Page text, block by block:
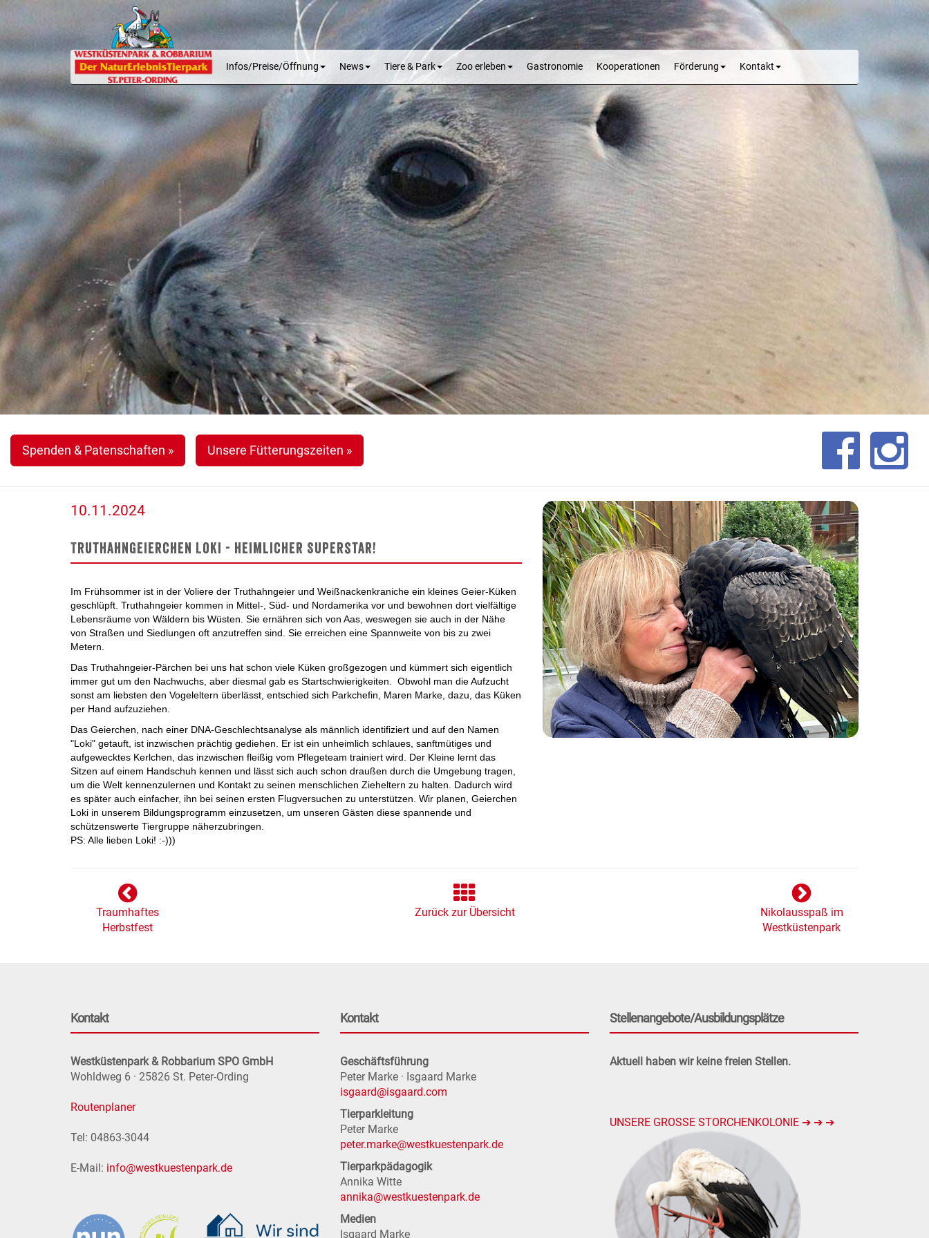
Infos/Preise/Öffnung News Tiere & Park Zoo erleben Gastronomie Kooperationen Förderung Kontakt
Spenden & Patenschaften » Unsere Fütterungszeiten »
10.11.2024
Truthahngeierchen Loki - heimlicher Superstar!
Im Frühsommer ist in der Voliere der Truthahngeier und Weißnackenkraniche ein kleines Geier-Küken
geschlüpft. Truthahngeier kommen in Mittel-, Süd- und Nordamerika vor und bewohnen dort vielfältige
Lebensräume von Wäldern bis Wüsten. Sie ernähren sich von Aas, weswegen sie auch in der Nähe
von Straßen und Siedlungen oft anzutreffen sind. Sie erreichen eine Spannweite von bis zu zwei
Metern.
Das Truthahngeier-Pärchen bei uns hat schon viele Küken großgezogen und kümmert sich eigentlich
immer gut um den Nachwuchs, aber diesmal gab es Startschwierigkeiten. Obwohl man die Aufzucht
sonst am liebsten den Vogeleltern überlässt, entschied sich Parkchefin, Maren Marke, dazu, das Küken
per Hand aufzuziehen.
Das Geierchen, nach einer DNA-Geschlechtsanalyse als männlich identifiziert und auf den Namen
"Loki" getauft, ist inzwischen prächtig gediehen. Er ist ein unheimlich schlaues, sanftmütiges und
aufgewecktes Kerlchen, das inzwischen fleißig vom Pflegeteam trainiert wird. Der Kleine lernt das
Sitzen auf einem Handschuh kennen und lässt sich auch schon draußen durch die Umgebung tragen,
um die Welt kennenzulernen und Kontakt zu seinen menschlichen Zieheltern zu halten. Dadurch wird
es später auch einfacher, ihn bei seinen ersten Flugversuchen zu unterstützen. Wir planen, Geierchen
Loki in unserem Bildungsprogramm einzusetzen, um unseren Gästen diese spannende und
schützenswerte Tiergruppe näherzubringen.
PS: Alle lieben Loki! :-)))
Traumhaftes
Herbstfest
Zurück zur Übersicht
Nikolausspaß im
Westküstenpark
Kontakt
Westküstenpark & Robbarium SPO GmbH
Wohldweg 6 · 25826 St. Peter-Ording
Routenplaner
Tel: 04863-3044
E-Mail: info@westkuestenpark.de
Kontakt
Geschäftsführung
Peter Marke · Isgaard Marke
isgaard@isgaard.com
Tierparkleitung
Peter Marke
peter.marke@westkuestenpark.de
Tierparkpädagogik
Annika Witte
annika@westkuestenpark.de
Medien
Isgaard Marke
Stellenangebote/Ausbildungsplätze
Aktuell haben wir keine freien Stellen.
UNSERE GROSSE STORCHENKOLONIE ➔ ➔ ➔